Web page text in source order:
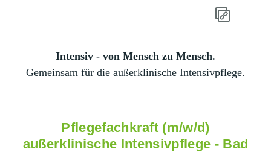
Intensiv - von Mensch zu Mensch.
Gemeinsam für die außerklinische Intensivpflege.
Pflegefachkraft (m/w/d)
außerklinische Intensivpflege - Bad